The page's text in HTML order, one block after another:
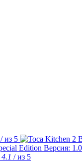
/ из 5
4.1 / из 5